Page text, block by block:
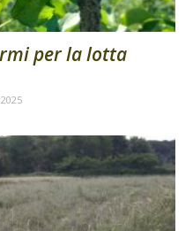
per la lotta